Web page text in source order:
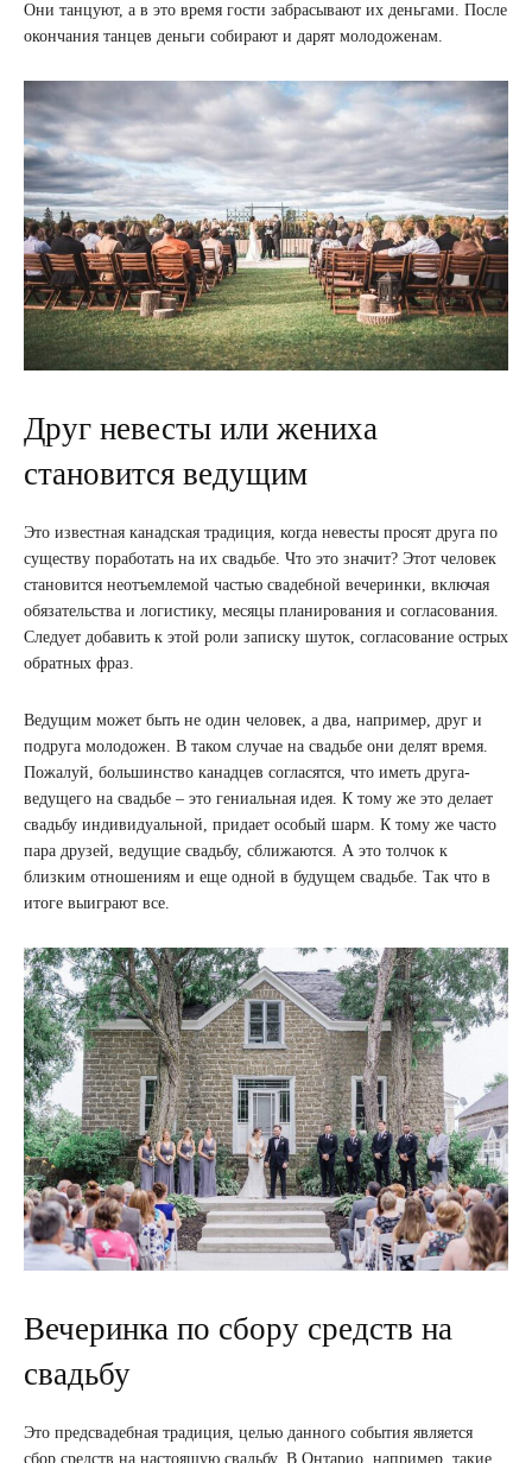
Они танцуют, а в это время гости забрасывают их деньгами. После
окончания танцев деньги собирают и дарят молодоженам.
Друг невесты или жениха
становится ведущим
Это известная канадская традиция, когда невесты просят друга по
существу поработать на их свадьбе. Что это значит? Этот человек
становится неотъемлемой частью свадебной вечеринки, включая
обязательства и логистику, месяцы планирования и согласования.
Следует добавить к этой роли записку шуток, согласование острых
обратных фраз.
Ведущим может быть не один человек, а два, например, друг и
подруга молодожен. В таком случае на свадьбе они делят время.
Пожалуй, большинство канадцев согласятся, что иметь друга-
ведущего на свадьбе – это гениальная идея. К тому же это делает
свадьбу индивидуальной, придает особый шарм. К тому же часто
пара друзей, ведущие свадьбу, сближаются. А это толчок к
близким отношениям и еще одной в будущем свадьбе. Так что в
итоге выиграют все.
Вечеринка по сбору средств на
свадьбу
Это предсвадебная традиция, целью данного события является
сбор средств на настоящую свадьбу. В Онтарио, например, такие